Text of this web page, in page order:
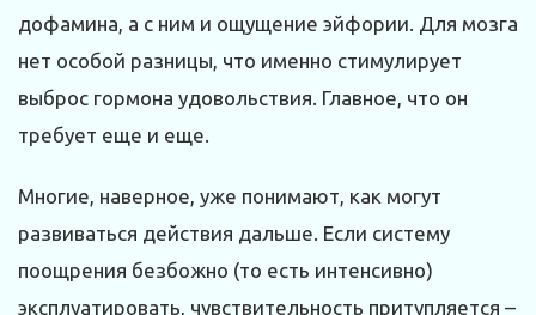
дофамина, а с ним и ощущение эйфории. Для мозга
нет особой разницы, что именно стимулирует
выброс гормона удовольствия. Главное, что он
требует еще и еще.
Многие, наверное, уже понимают, как могут
развиваться действия дальше. Если систему
поощрения безбожно (то есть интенсивно)
эксплуатировать, чувствительность притупляется –